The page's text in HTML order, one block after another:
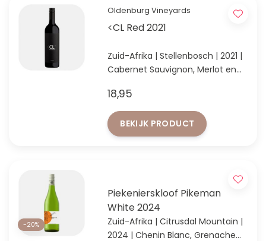
Oldenburg Vineyards
<CL Red 2021
Zuid-Afrika | Stellenbosch | 2021 |
Cabernet Sauvignon, Merlot en
Ons meest verkochte rood op de
najaarsproeverij '23
18,95
BEKIJK PRODUCT
-20%
Piekenierskloof Pikeman
White 2024
Zuid-Afrika | Citrusdal Mountain |
2024 | Chenin Blanc, Grenache